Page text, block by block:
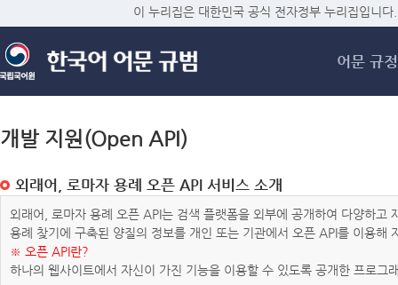
메
이 누리집은 대한민국 공식 전자정부 누리집입니다.
어문 규정
개발 지원(Open API)
외래어, 로마자 용례 오픈 API 서비스 소개
외래어, 로마자 용례 오픈 API는 검색 플랫폼을 외부에 공개하여 다양하
용례 찾기에 구축된 양질의 정보를 개인 또는 기관에서 오픈 API를 이용해
※ 오픈 API란?
하나의 웹사이트에서 자신이 가진 기능을 이용할 수 있도록 공개한 프로그